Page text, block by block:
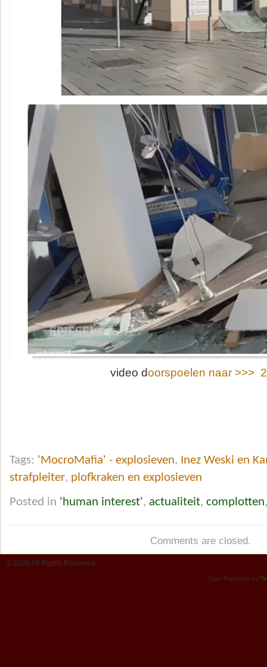
video doorspoelen naar >>>
Tags: 'MocroMafia' - explosieven, Inez Weski en
strafpleiter, plofkraken en explosieven
Posted in 'human interest', actualiteit, complotten
Comments are closed.
© 2026 All Rights Reserved.
Copy Protected by